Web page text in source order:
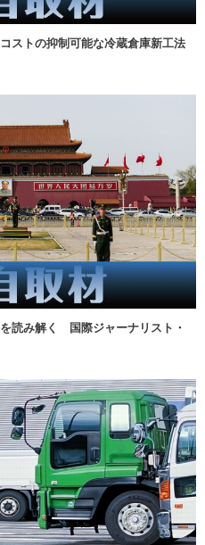
ストの抑制可能な冷蔵倉庫新工法
読み解く 国際ジャーナリスト・